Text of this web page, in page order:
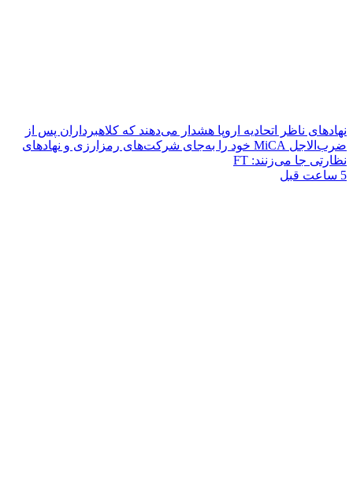
نهادهای ناظر اتحادیه اروپا هشدار می‌دهند که کلاهبرداران پس از
ضرب‌الاجل MiCA خود را به‌جای شرکت‌های رمزارزی و نهادهای
نظارتی جا می‌زنند: FT
5 ساعت قبل